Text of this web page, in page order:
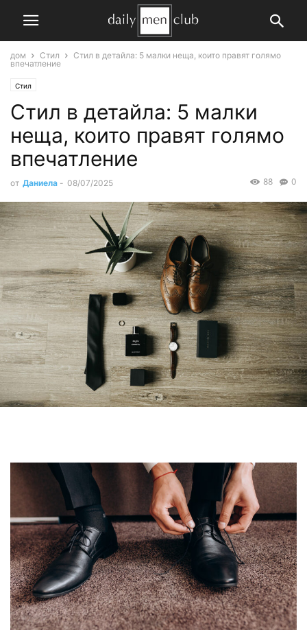
дом Стил
Стил в детайла: 5 малки неща, които правят голямо
впечатление
Стил
Стил в детайла: 5 малки
неща, които правят голямо
впечатление
от Даниела - 08/07/2025 0
88